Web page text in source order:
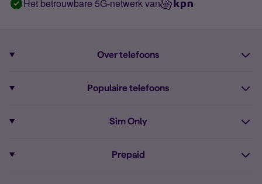
Het betrouwbare 5G-netwerk van
Over telefoons
Alle telefoons
Populaire telefoons
iPhone 16
Sim Only
Prepaid